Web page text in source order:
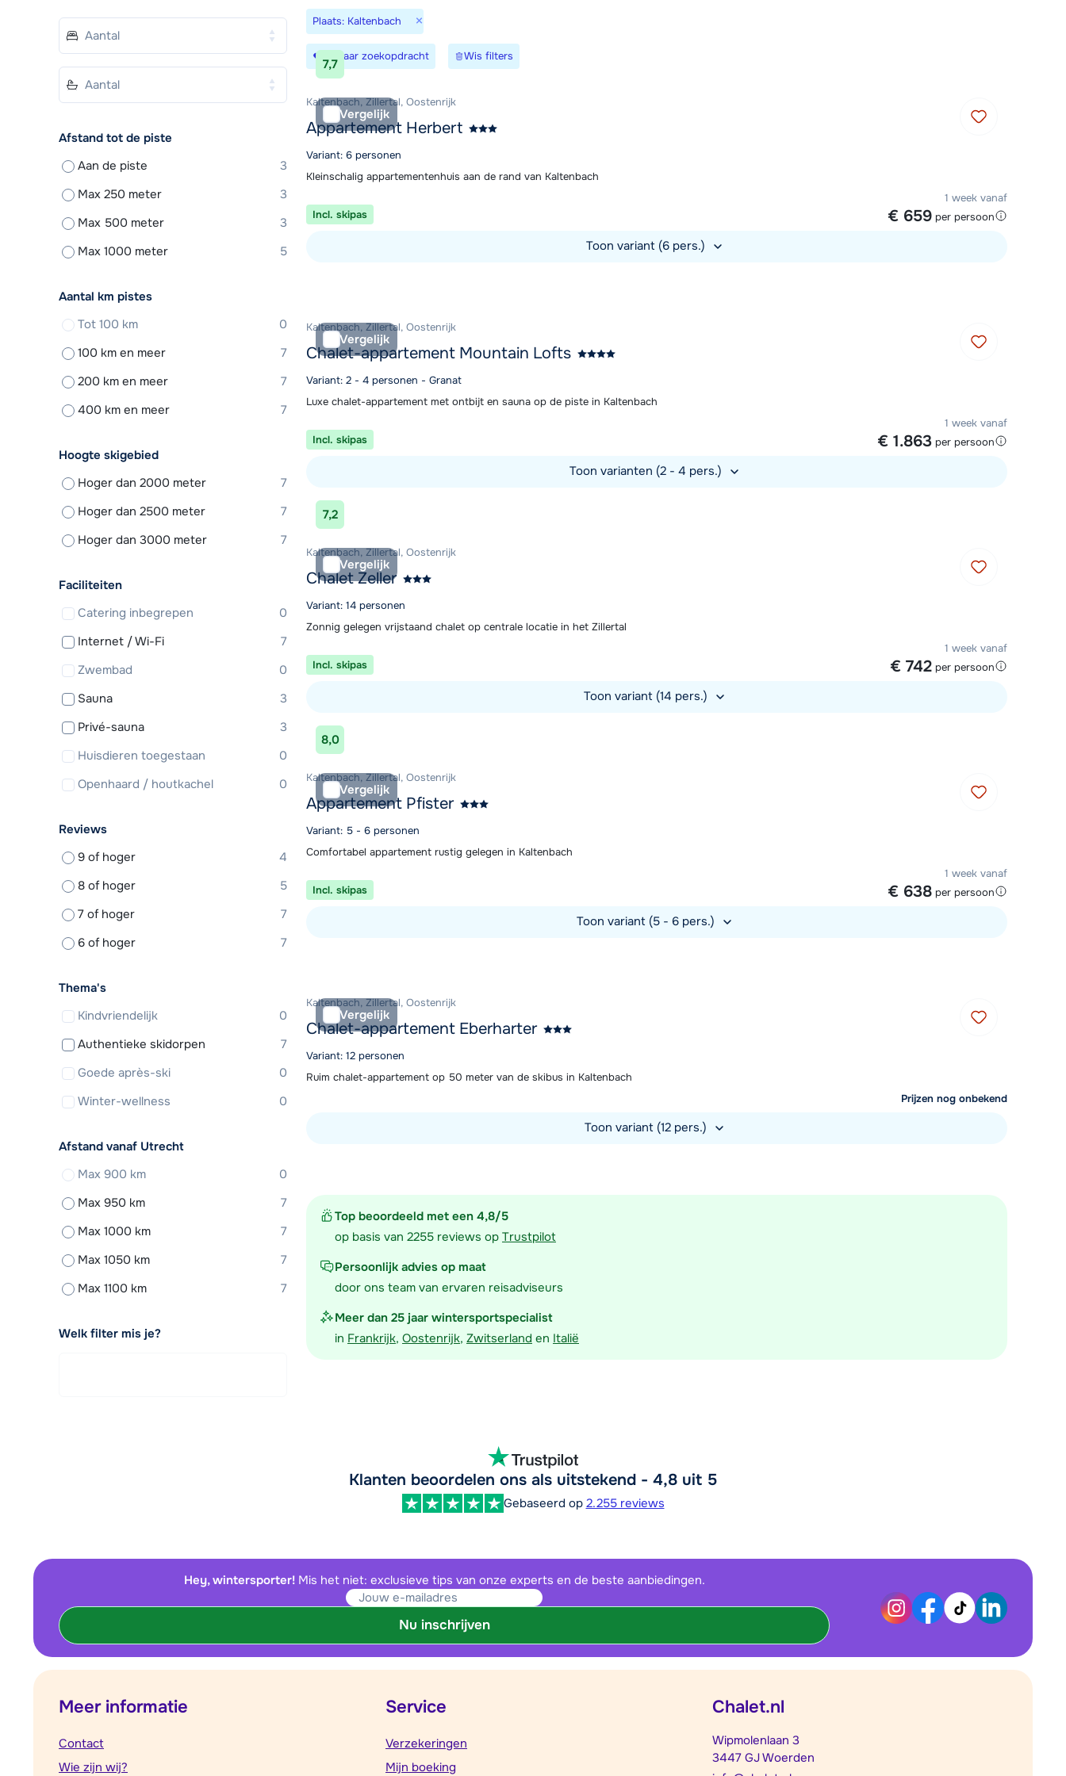
Plaats: Kaltenbach ×
Bewaar zoekopdracht Wis filters
Top beoordeeld met een 4,8/5
op basis van 2255 reviews op Trustpilot
Persoonlijk advies op maat
door ons team van ervaren reisadviseurs
Meer dan 25 jaar wintersportspecialist
in Frankrijk, Oostenrijk, Zwitserland en Italië
7,7
Vergelijk
Kaltenbach, Zillertal, Oostenrijk
Appartement Herbert
Variant: 6 personen
Kleinschalig appartementenhuis aan de rand van Kaltenbach
1 week vanaf
€ 659 per persoon
Incl. skipas
Toon variant (6 pers.)
Vergelijk
Kaltenbach, Zillertal, Oostenrijk
Chalet-appartement Mountain Lofts
Variant: 2 - 4 personen - Granat
Luxe chalet-appartement met ontbijt en sauna op de piste in Kaltenbach
1 week vanaf
€ 1.863 per persoon
Incl. skipas
Toon varianten (2 - 4 pers.)
Bekijk accommodatie
7,2
Vergelijk
Kaltenbach, Zillertal, Oostenrijk
Chalet Zeller
Variant: 14 personen
Zonnig gelegen vrijstaand chalet op centrale locatie in het Zillertal
1 week vanaf
€ 742 per persoon
Incl. skipas
Toon variant (14 pers.)
Bekijk accommodatie
8,0
Vergelijk
Kaltenbach, Zillertal, Oostenrijk
Appartement Pfister
Variant: 5 - 6 personen
Comfortabel appartement rustig gelegen in Kaltenbach
1 week vanaf
€ 638 per persoon
Incl. skipas
Toon variant (5 - 6 pers.)
Vergelijk
Kaltenbach, Zillertal, Oostenrijk
Chalet-appartement Eberharter
Variant: 12 personen
Ruim chalet-appartement op 50 meter van de skibus in Kaltenbach
Prijzen nog onbekend
Toon variant (12 pers.)
Afstand tot de piste
Aan de piste
3
Max 250 meter
3
Max 500 meter
3
Max 1000 meter
5
Aantal km pistes
Tot 100 km
0
100 km en meer
7
200 km en meer
7
400 km en meer
7
Hoogte skigebied
Hoger dan 2000 meter
7
Hoger dan 2500 meter
7
Hoger dan 3000 meter
7
Faciliteiten
Catering inbegrepen
0
Internet / Wi-Fi
7
Zwembad
0
Sauna
3
Privé-sauna
3
Huisdieren toegestaan
0
Openhaard / houtkachel
0
Reviews
9 of hoger
4
8 of hoger
5
7 of hoger
7
6 of hoger
7
Thema's
Kindvriendelijk
0
Authentieke skidorpen
7
Goede après-ski
0
Winter-wellness
0
Afstand vanaf Utrecht
Max 900 km
0
Max 950 km
7
Max 1000 km
7
Max 1050 km
7
Max 1100 km
7
Welk filter mis je?
Klanten beoordelen ons als uitstekend - 4,8 uit 5
Gebaseerd op 2.255 reviews
Hey, wintersporter! Mis het niet: exclusieve tips van onze experts en de beste aanbiedingen.
Nu inschrijven
Meer informatie
Contact
Wie zijn wij?
Service
Verzekeringen
Mijn boeking
Chalet.nl
Wipmolenlaan 3
3447 GJ Woerden